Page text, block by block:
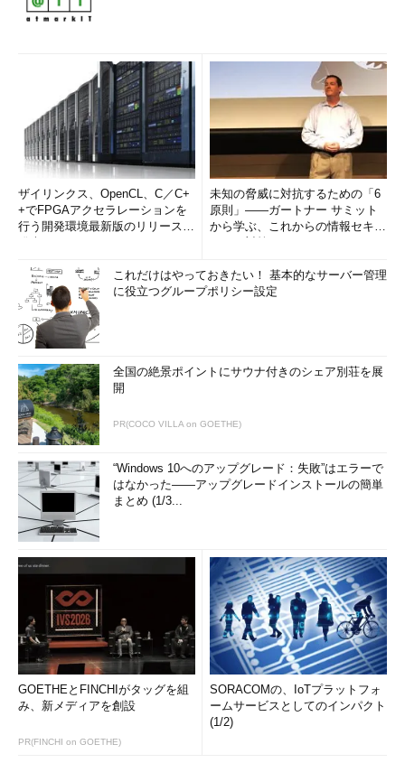
ザイリンクス、OpenCL、C／C+
+でFPGAアクセラレーションを
行う開発環境最新版のリリースを
未知の脅威に対抗するための「6
原則」――ガートナー サミット
から学ぶ、これからの情報セキュ
これだけはやっておきたい！ 基本的なサーバー管理
に役立つグループポリシー設定
全国の絶景ポイントにサウナ付きのシェア別荘を展
開
PR(COCO VILLA on GOETHE)
“Windows 10へのアップグレード：失敗”はエラーで
はなかった――アップグレードインストールの簡単
まとめ (1/3...
GOETHEとFINCHIがタッグを組
み、新メディアを創設
PR(FINCHI on GOETHE)
SORACOMの、IoTプラットフォ
ームサービスとしてのインパクト
(1/2)